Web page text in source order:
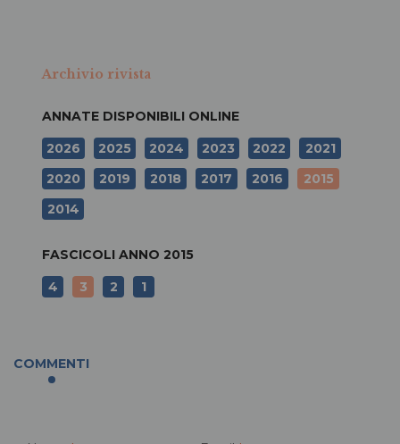
Archivio rivista
ANNATE DISPONIBILI ONLINE
2026
2025 2024 2023 2022
2021
2020
2019 2018 2017 2016
2015
2014
FASCICOLI ANNO 2015
4
3 2 1
COMMENTI